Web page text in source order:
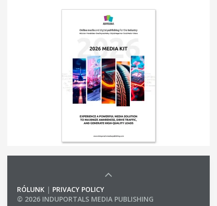
RÓLUNK | PRIVACY POLICY
© 2026 INDUPORTALS MEDIA PUBLISHING